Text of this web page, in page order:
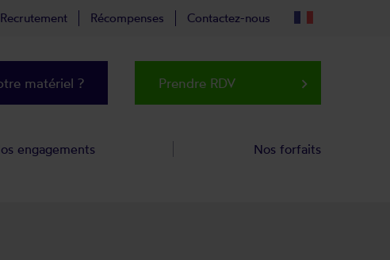
Recrutement Récompenses Contactez-nous
matériel ? Prendre RDV keyboard_arrow_right
engagements Nos forfaits